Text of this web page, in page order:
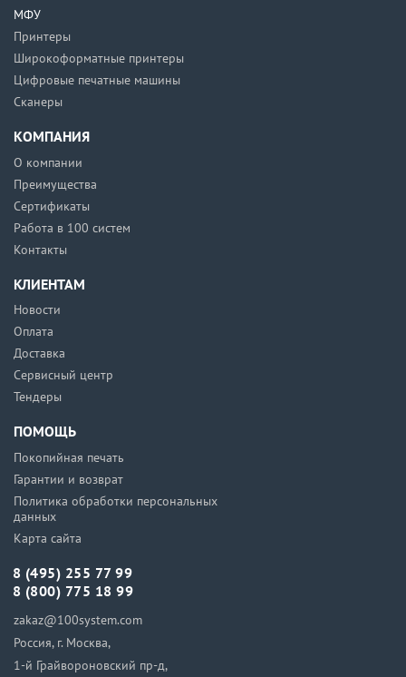
МФУ
Принтеры
Широкоформатные принтеры
Цифровые печатные машины
Сканеры
КОМПАНИЯ
О компании
Преимущества
Сертификаты
Работа в 100 систем
Контакты
КЛИЕНТАМ
Новости
Оплата
Доставка
Сервисный центр
Тендеры
ПОМОЩЬ
Покопийная печать
Гарантии и возврат
Политика обработки персональных
данных
Карта сайта
8 (495) 255 77 99
8 (800) 775 18 99
zakaz@100system.com
Россия, г. Москва,
1-й Грайвороновский пр-д,